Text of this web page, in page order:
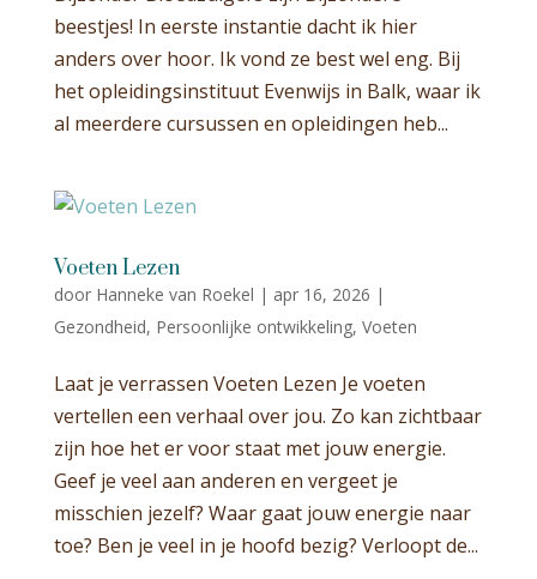
beestjes! In eerste instantie dacht ik hier
anders over hoor. Ik vond ze best wel eng. Bij
het opleidingsinstituut Evenwijs in Balk, waar ik
al meerdere cursussen en opleidingen heb...
Voeten Lezen
door Hanneke van Roekel | apr 16, 2026 |
Gezondheid, Persoonlijke ontwikkeling, Voeten
Laat je verrassen Voeten Lezen Je voeten
vertellen een verhaal over jou. Zo kan zichtbaar
zijn hoe het er voor staat met jouw energie.
Geef je veel aan anderen en vergeet je
misschien jezelf? Waar gaat jouw energie naar
toe? Ben je veel in je hoofd bezig? Verloopt de...